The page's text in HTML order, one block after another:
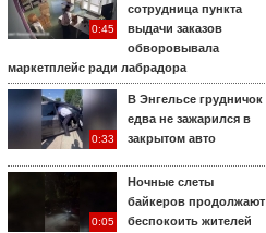
0:45
сотрудница пункта
выдачи заказов
обворовывала
маркетплейс ради лабрадора
0:33
В Энгельсе грудничок
едва не зажарился в
закрытом авто
0:05
Ночные слеты
байкеров продолжают
беспокоить жителей